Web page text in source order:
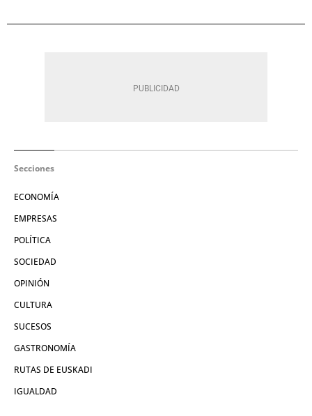
Secciones
ECONOMÍA
EMPRESAS
POLÍTICA
SOCIEDAD
OPINIÓN
CULTURA
SUCESOS
GASTRONOMÍA
RUTAS DE EUSKADI
IGUALDAD